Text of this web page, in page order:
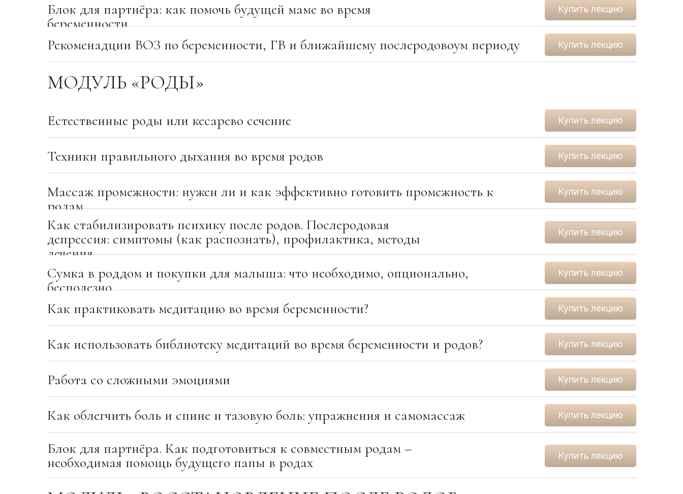
Купить лекцию
Блок для партнёра: как помочь будущей маме во время
беременности
Купить лекцию
Рекоменадции ВОЗ по беременности, ГВ и ближайшему послеродовоум периоду
МОДУЛЬ «РОДЫ»
Купить лекцию
Естественные роды или кесарево сечение
Купить лекцию
Техники правильного дыхания во время родов
Купить лекцию
Массаж промежности: нужен ли и как эффективно готовить промежность к
родам
Купить лекцию
Как стабилизировать психику после родов. Послеродовая
депрессия: симптомы (как распознать), профилактика, методы
лечения
Купить лекцию
Сумка в роддом и покупки для малыша: что необходимо, опционально,
бесполезно
Купить лекцию
Как практиковать медитацию во время беременности?
Купить лекцию
Как использовать библиотеку медитаций во время беременности и родов?
Купить лекцию
Работа со сложными эмоциями
Купить лекцию
Как облегчить боль и спине и тазовую боль: упражнения и самомассаж
Купить лекцию
Блок для партнёра. Как подготовиться к совместным родам –
необходимая помощь будущего папы в родах